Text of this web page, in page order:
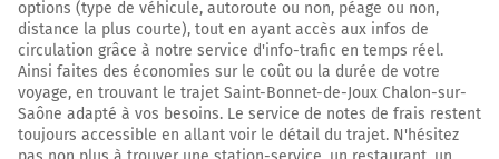
et continuer sur 160 mètres
Continuer Le Bourg sur 10 mètres
33,7 km
33,8 km
options (type de véhicule, autoroute ou non, péage ou non,
distance la plus courte), tout en ayant accès aux infos de
circulation grâce à notre service d'info-trafic en temps réel.
Ainsi faites des économies sur le coût ou la durée de votre
voyage, en trouvant le trajet Saint-Bonnet-de-Joux Chalon-sur-
Saône adapté à vos besoins. Le service de notes de frais restent
toujours accessible en allant voir le détail du trajet. N'hésitez